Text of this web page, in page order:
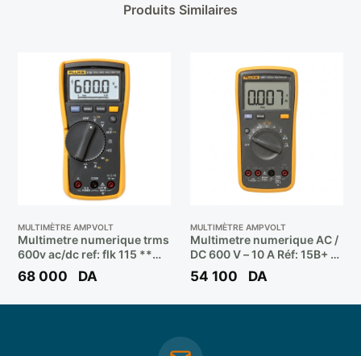
Produits Similaires
MULTIMÈTRE AMPVOLT
Multimetre numerique trms
600v ac/dc ref: flk 115 **
FLUKE
68 000 DA
MULTIMÈTRE AMPVOLT
Multimetre numerique AC /
DC 600 V – 10 A Réf: 15B+ **
FLUKE
54 100 DA